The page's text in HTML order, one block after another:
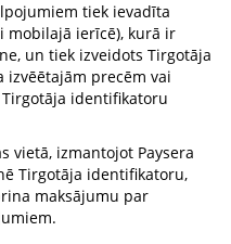
tiek ievadīta
mobilajā ierīcē), kurā ir
un tiek izveidots Tirgotāja
izvēētajām precēm vai
identifikatoru
vietā, izmantojot Paysera
Tirgotāja identifikatoru,
maksājumu par